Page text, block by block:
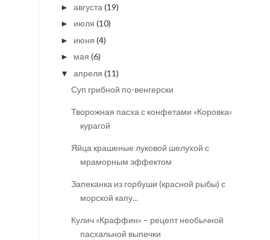
► августа (19)
► июля (10)
► июня (4)
► мая (6)
▼ апреля (11)
Суп грибной по-венгерски
Творожная пасха с конфетами «Коровка» и
курагой
Яйца крашеные луковой шелухой с
мраморным эффектом
Запеканка из горбуши (красной рыбы) с
морской капу...
Кулич «Краффин» – рецепт необычной
пасхальной выпечки